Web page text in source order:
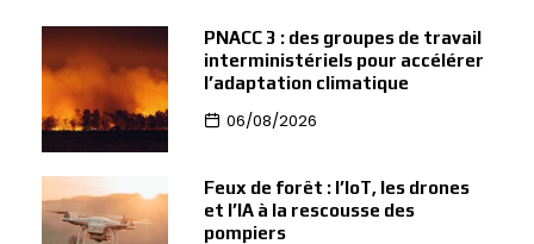
PNACC 3 : des groupes de travail
interministériels pour accélérer
l’adaptation climatique
06/08/2026
Feux de forêt : l’IoT, les drones
et l’IA à la rescousse des
pompiers